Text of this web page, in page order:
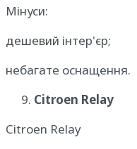
Мінуси:
дешевий інтер'єр;
небагате оснащення.
Citroen Relay
Citroen Relay